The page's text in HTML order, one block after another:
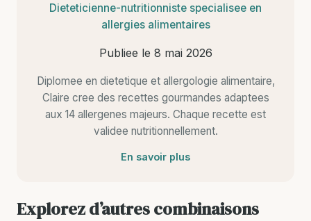
Dieteticienne-nutritionniste specialisee en
allergies alimentaires
Publiee le 8 mai 2026
Diplomee en dietetique et allergologie alimentaire,
Claire cree des recettes gourmandes adaptees
aux 14 allergenes majeurs. Chaque recette est
validee nutritionnellement.
En savoir plus
Explorez d’autres combinaisons